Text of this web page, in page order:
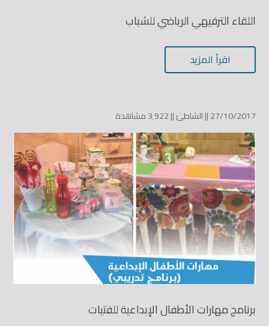
اللقاء الترفيهي الرياضي للشباب
اقرأ المزيد
27/10/2017 || الشاطئ||3٬922 مشاهدة
برنامج مهارات الأطفال الإبداعية للفتيات